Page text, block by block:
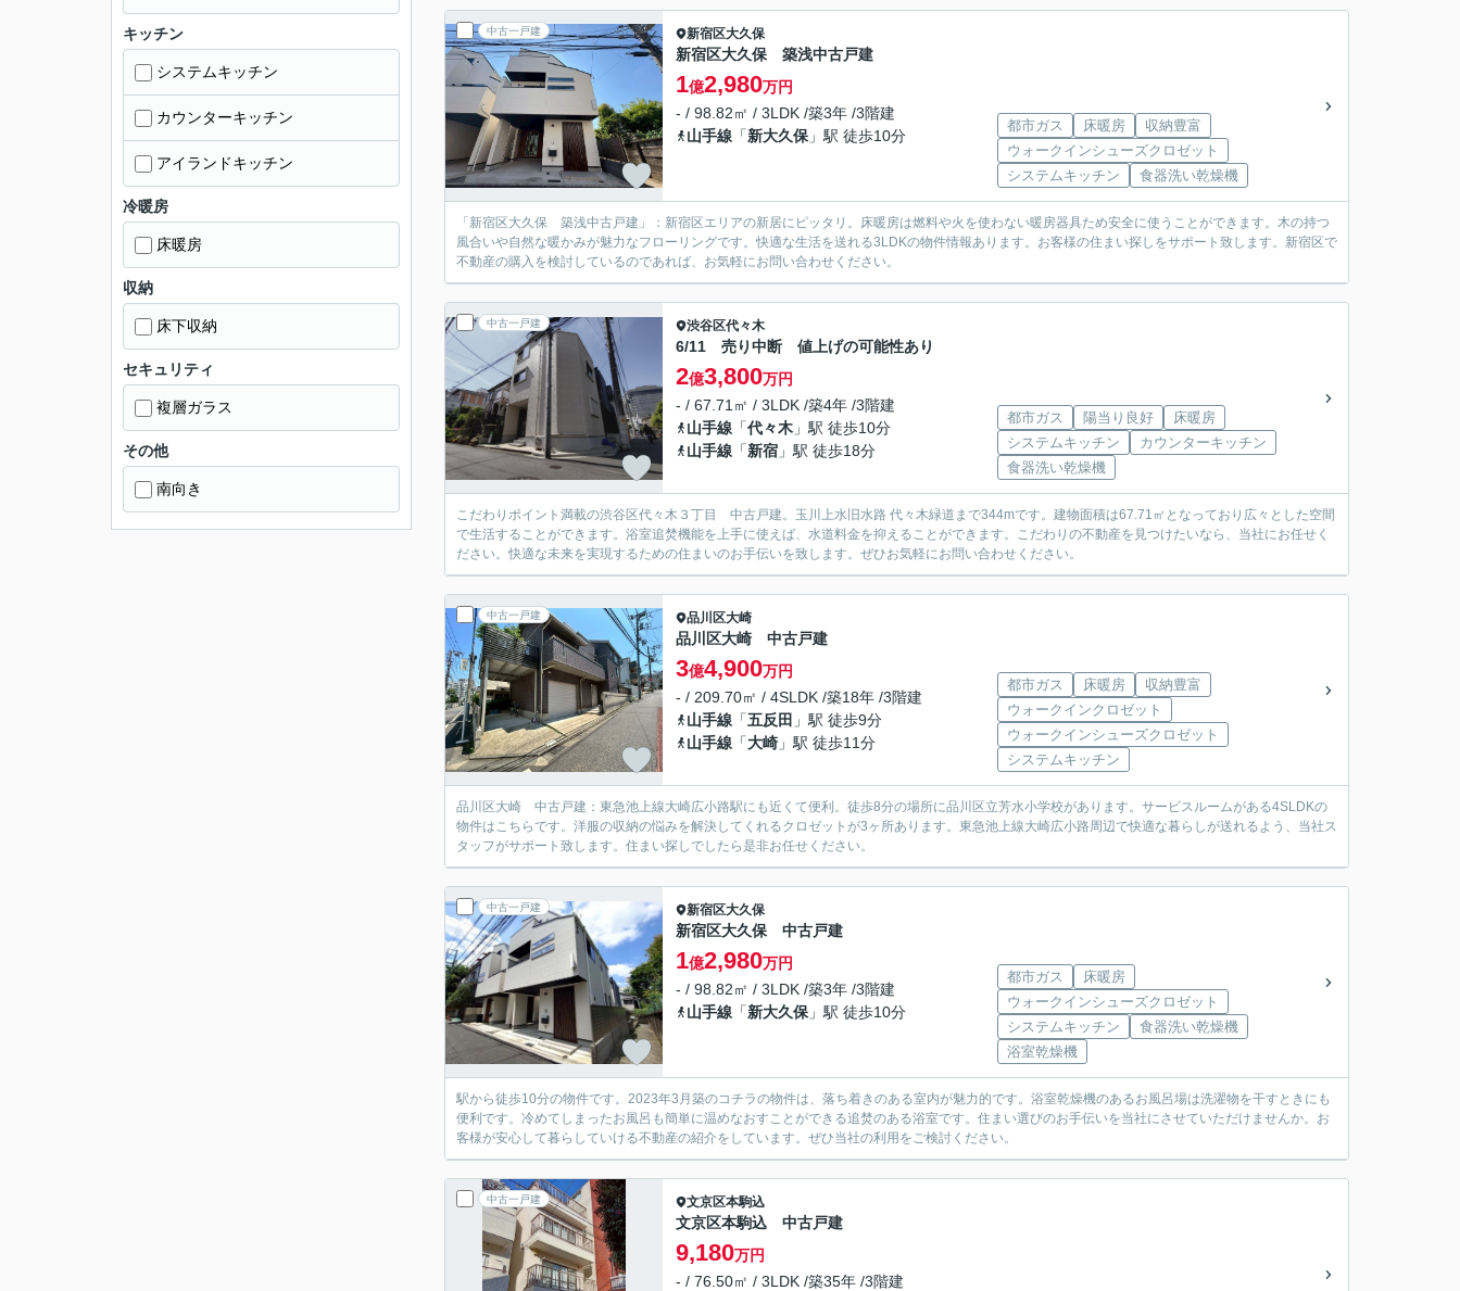
中古一戸建 新宿区大久保
新宿区大久保 築浅中古戸建
1億2,980万円
- / 98.82㎡ / 3LDK /築3年 /3階建
山手線 「新大久保 」駅 徒歩10分
都市ガス 床暖房
収納豊富
ウォークインシューズクロゼット
システムキッチン
食器洗い乾燥機
「新宿区大久保 築浅中古戸建」：新宿区エリアの新居にピッタリ。床暖房は燃料や火を使わない暖房器具ため安全に使うことができます。木の持つ
風合いや自然な暖かみが魅力なフローリングです。快適な生活を送れる3LDKの物件情報あります。お客様の住まい探しをサポート致します。新宿区で
不動産の購入を検討しているのであれば、お気軽にお問い合わせください。
中古一戸建 渋谷区代々木
6/11 売り中断 値上げの可能性あり
2億3,800万円
- / 67.71㎡ / 3LDK /築4年 /3階建
山手線 「代々木 」駅 徒歩10分
山手線 「新宿 」駅 徒歩18分
都市ガス 陽当り良好
床暖房
システムキッチン
カウンターキッチン
食器洗い乾燥機
こだわりポイント満載の渋谷区代々木３丁目 中古戸建。玉川上水旧水路 代々木緑道まで344mです。建物面積は67.71㎡となっており広々とした空間
で生活することができます。浴室追焚機能を上手に使えば、水道料金を抑えることができます。こだわりの不動産を見つけたいなら、当社にお任せく
ださい。快適な未来を実現するための住まいのお手伝いを致します。ぜひお気軽にお問い合わせください。
中古一戸建 品川区大崎
品川区大崎 中古戸建
3億4,900万円
- / 209.70㎡ / 4SLDK /築18年 /3階建
山手線 「五反田 」駅 徒歩9分
山手線 「大崎 」駅 徒歩11分
都市ガス 床暖房
収納豊富
ウォークインクロゼット
ウォークインシューズクロゼット
システムキッチン
品川区大崎 中古戸建：東急池上線大崎広小路駅にも近くて便利。徒歩8分の場所に品川区立芳水小学校があります。サービスルームがある4SLDKの
物件はこちらです。洋服の収納の悩みを解決してくれるクロゼットが3ヶ所あります。東急池上線大崎広小路周辺で快適な暮らしが送れるよう、当社ス
タッフがサポート致します。住まい探しでしたら是非お任せください。
中古一戸建 新宿区大久保
新宿区大久保 中古戸建
1億2,980万円
- / 98.82㎡ / 3LDK /築3年 /3階建
山手線 「新大久保 」駅 徒歩10分
都市ガス
床暖房
ウォークインシューズクロゼット
システムキッチン
食器洗い乾燥機
浴室乾燥機
駅から徒歩10分の物件です。2023年3月築のコチラの物件は、落ち着きのある室内が魅力的です。浴室乾燥機のあるお風呂場は洗濯物を干すときにも
便利です。冷めてしまったお風呂も簡単に温めなおすことができる追焚のある浴室です。住まい選びのお手伝いを当社にさせていただけませんか。お
客様が安心して暮らしていける不動産の紹介をしています。ぜひ当社の利用をご検討ください。
中古一戸建 文京区本駒込
文京区本駒込 中古戸建
9,180万円
- / 76.50㎡ / 3LDK /築35年 /3階建
キッチン
システムキッチン
カウンターキッチン
アイランドキッチン
冷暖房
床暖房
収納
床下収納
セキュリティ
複層ガラス
その他
南向き